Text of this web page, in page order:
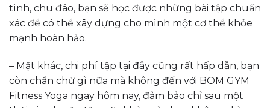
tình, chu đáo, bạn sẽ học được những bài tập chuẩn
xác để có thể xây dựng cho mình một cơ thể khỏe
mạnh hoàn hảo.
– Mặt khác, chi phí tập tại đây cũng rất hấp dẫn, bạn
còn chần chừ gì nữa mà không đến với BOM GYM
Fitness Yoga ngay hôm nay, đảm bảo chỉ sau một